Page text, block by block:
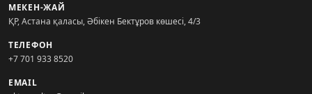
МЕКЕН-ЖАЙ
ҚР, Астана қаласы, Әбікен Бектұров көшесі, 4/3
ТЕЛЕФОН
+7 701 933 8520
EMAIL